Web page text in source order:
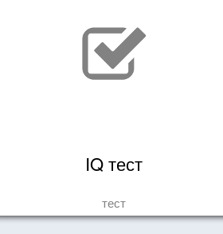
IQ тест
тест